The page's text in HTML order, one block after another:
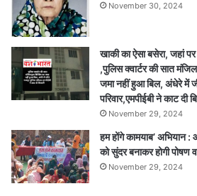
November 30, 2024
खाकी का ऐसा बसेरा, जहां
,पुलिस क्वार्टर की सात
जमा नहीं हुआ बिल, अंधेरे में
परिवार,एमपीईबी ने काट दी
November 29, 2024
हम होंगे कामयाब’ अभियान :
को सुंदर बनाकर होगी पोषण
November 29, 2024